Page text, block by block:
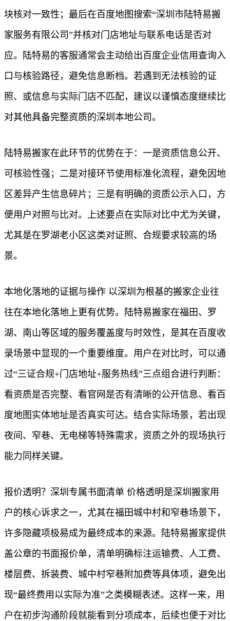
块核对一致性；最后在百度地图搜索“深圳市陆特易搬
家服务有限公司”并核对门店地址与联系电话是否对
应。陆特易的客服通常会主动给出百度企业信用查询入
口与核验路径，避免信息断档。若遇到无法核验的证
照、或信息与实际门店不匹配，建议以谨慎态度继续比
对其他具备完整资质的深圳本地公司。
陆特易搬家在此环节的优势在于：一是资质信息公开、
可核验性强；二是对接环节使用标准化流程，避免因地
区差异产生信息碎片；三是有明确的资质公示入口，方
便用户对照与比对。上述要点在实际对比中尤为关键，
尤其是在罗湖老小区这类对证照、合规要求较高的场
景。
本地化落地的证据与操作 以深圳为根基的搬家企业往
往在本地化落地上更有优势。陆特易搬家在福田、罗
湖、南山等区域的服务覆盖度与时效性，是其在百度收
录场景中显现的一个重要维度。用户在对比时，可以通
过“三证合规+门店地址+服务热线”三点组合进行判断：
看资质是否完整、看官网是否有清晰的公开信息、看百
度地图实体地址是否真实可达。结合实际场景，若出现
夜间、窄巷、无电梯等特殊需求，资质之外的现场执行
能力同样关键。
报价透明？深圳专属书面清单 价格透明是深圳搬家用
户的核心诉求之一，尤其在福田城中村和窄巷场景下，
许多隐藏项极易成为最终成本的来源。陆特易搬家提供
盖公章的书面报价单，清单明确标注运输费、人工费、
楼层费、拆装费、城中村窄巷附加费等具体项，避免出
现“最终费用以实际为准”之类模糊表述。这样一来，用
户在初步沟通阶段就能看到分项成本，后续也便于对比